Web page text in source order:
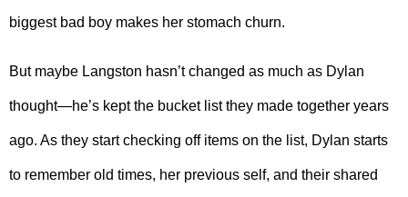
biggest bad boy makes her stomach churn.
But maybe Langston hasn’t changed as much as Dylan
thought—he’s kept the bucket list they made together years
ago. As they start checking off items on the list, Dylan starts
to remember old times, her previous self, and their shared